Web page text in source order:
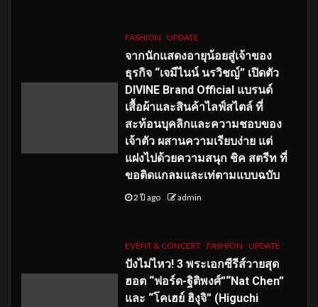
FASHION UPDATE
จากนักแสดงอายุน้อยสู่เจ้าของ
ธุรกิจ “เจมีไนน์ นรวิชญ์” เปิดตัว
DIVINE Brand Official แบรนด์
เสื้อผ้าและสินค้าไลฟ์สไตล์ ที่
สะท้อนบุคลิกและความชอบของ
เจ้าตัว ผสานความเรียบง่าย แต่
แฝงไปด้วยความสนุก ชิค สตรีท ที่
ขอติดแกลมและเท่ตามแบบฉบับ
2 ปี ago admin
EVENT & CONCERT FASHION UPDATE
ปังไม่ไหว! 3 พระเอกซีรีส์วายสุด
ฮอต “ฟอร์ด-ฐิติพงศ์”“Nat Chen”
และ “โคเฮย์ ฮิงุจิ” (Higuchi